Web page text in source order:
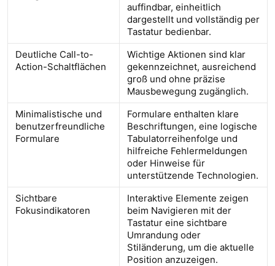
auffindbar, einheitlich
dargestellt und vollständig per
Tastatur bedienbar.
Deutliche Call-to-
Action-Schaltflächen
Wichtige Aktionen sind klar
gekennzeichnet, ausreichend
groß und ohne präzise
Mausbewegung zugänglich.
Minimalistische und
benutzerfreundliche
Formulare
Formulare enthalten klare
Beschriftungen, eine logische
Tabulatorreihenfolge und
hilfreiche Fehlermeldungen
oder Hinweise für
unterstützende Technologien.
Sichtbare
Fokusindikatoren
Interaktive Elemente zeigen
beim Navigieren mit der
Tastatur eine sichtbare
Umrandung oder
Stiländerung, um die aktuelle
Position anzuzeigen.